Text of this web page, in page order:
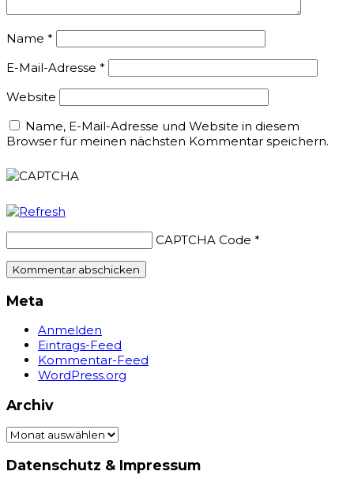
Name *
E-Mail-Adresse *
Website
Name, E-Mail-Adresse und Website in diesem
Browser für meinen nächsten Kommentar speichern.
CAPTCHA Code *
Meta
Anmelden
Eintrags-Feed
Kommentar-Feed
WordPress.org
Archiv
Archiv
Datenschutz & Impressum